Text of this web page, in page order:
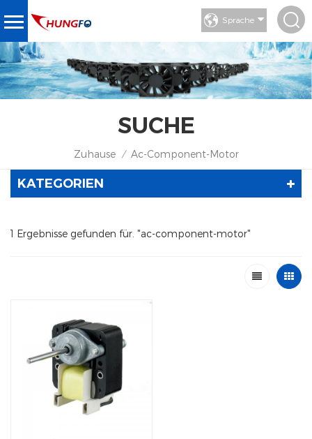
Sprache
SUCHE
Zuhause / Ac-Component-Motor
KATEGORIEN
1 Ergebnisse gefunden für. "ac-component-motor"